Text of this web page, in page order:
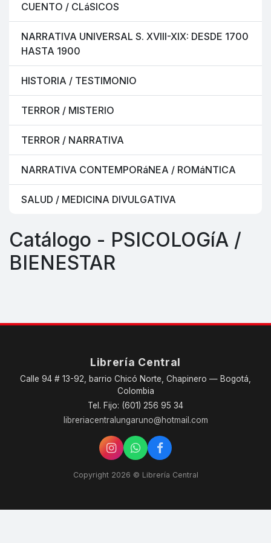
CUENTO / CLáSICOS
NARRATIVA UNIVERSAL S. XVIII-XIX: DESDE 1700
HASTA 1900
HISTORIA / TESTIMONIO
TERROR / MISTERIO
TERROR / NARRATIVA
NARRATIVA CONTEMPORáNEA / ROMáNTICA
SALUD / MEDICINA DIVULGATIVA
Catálogo - PSICOLOGíA /
BIENESTAR
Librería Central
Calle 94 # 13-92, barrio Chicó Norte, Chapinero — Bogotá,
Colombia
Tel. Fijo: (601) 256 95 34
libreriacentralungaruno@hotmail.com
Copyright 2026 © Librería Central